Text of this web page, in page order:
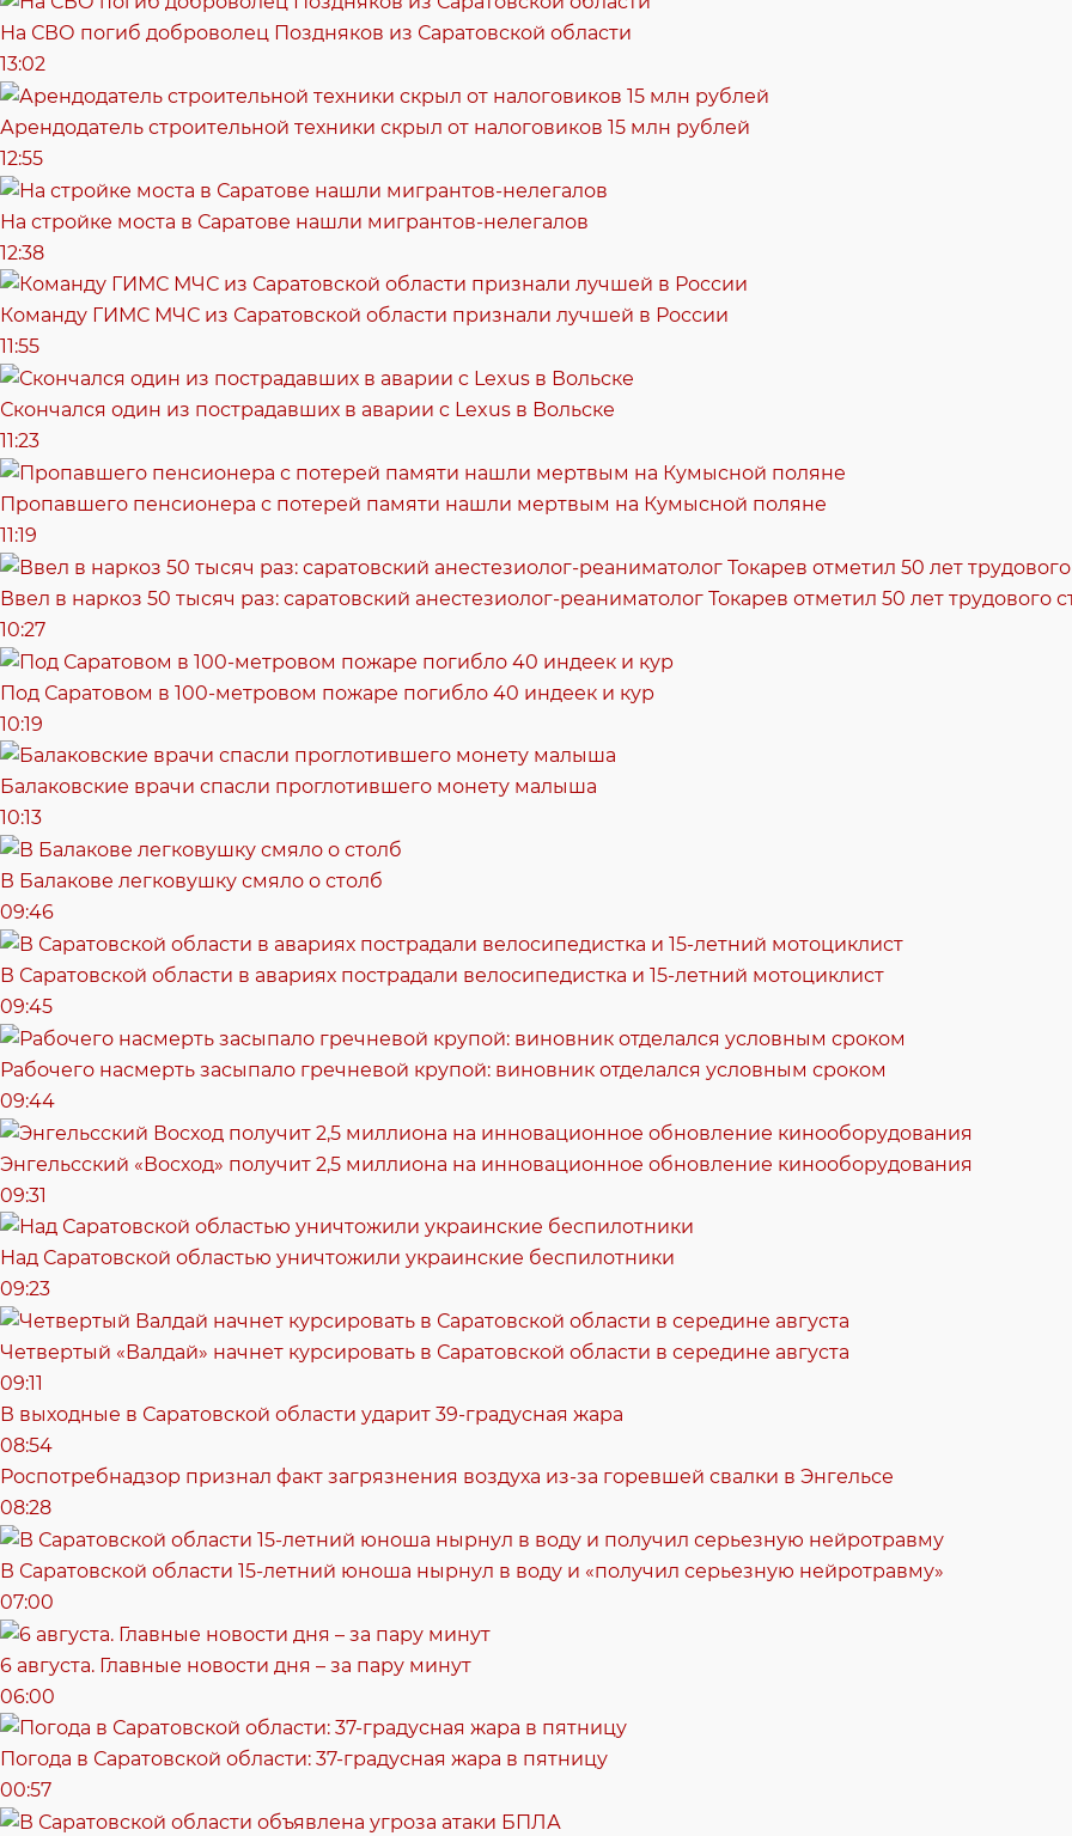
На СВО погиб доброволец Поздняков из Саратовской области
13:02
Арендодатель строительной техники скрыл от налоговиков 15 млн рублей
12:55
На стройке моста в Саратове нашли мигрантов-нелегалов
12:38
Команду ГИМС МЧС из Саратовской области признали лучшей в России
11:55
Скончался один из пострадавших в аварии c Lexus в Вольске
11:23
Пропавшего пенсионера с потерей памяти нашли мертвым на Кумысной поляне
11:19
Ввел в наркоз 50 тысяч раз: саратовский анестезиолог-реаниматолог Токарев отметил 50 лет трудового
10:27
Под Саратовом в 100-метровом пожаре погибло 40 индеек и кур
10:19
Балаковские врачи спасли проглотившего монету малыша
10:13
В Балакове легковушку смяло о столб
09:46
В Саратовской области в авариях пострадали велосипедистка и 15-летний мотоциклист
09:45
Рабочего насмерть засыпало гречневой крупой: виновник отделался условным сроком
09:44
Энгельсский «Восход» получит 2,5 миллиона на инновационное обновление кинооборудования
09:31
Над Саратовской областью уничтожили украинские беспилотники
09:23
Четвертый «Валдай» начнет курсировать в Саратовской области в середине августа
09:11
В выходные в Саратовской области ударит 39-градусная жара
08:54
Роспотребнадзор признал факт загрязнения воздуха из-за горевшей свалки в Энгельсе
08:28
В Саратовской области 15-летний юноша нырнул в воду и «получил серьезную нейротравму»
07:00
6 августа. Главные новости дня – за пару минут
06:00
Погода в Саратовской области: 37-градусная жара в пятницу
00:57